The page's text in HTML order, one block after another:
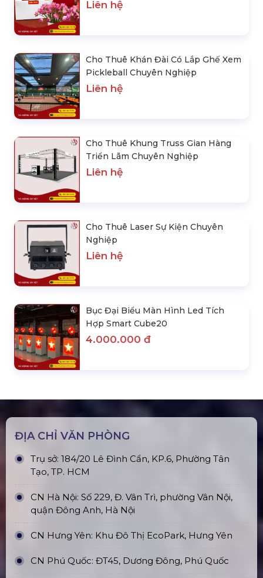
Liên hệ
Cho Thuê Khán Đài Có Lắp Ghế Xem
Pickleball Chuyên Nghiệp
Liên hệ
Cho Thuê Khung Truss Gian Hàng
Triển Lãm Chuyên Nghiệp
Liên hệ
Cho Thuê Laser Sự Kiện Chuyên
Nghiệp
Liên hệ
Bục Đại Biểu Màn Hình Led Tích
Hợp Smart Cube20
4.000.000 đ
ĐỊA CHỈ VĂN PHÒNG
Trụ sở: 184/20 Lê Đình Cẩn, KP.6, Phường Tân
Tạo, TP. HCM
CN Hà Nội: Số 229, Đ. Vân Trì, phường Vân Nội,
quận Đông Anh, Hà Nội
CN Hưng Yên: Khu Đô Thị EcoPark, Hưng Yên
CN Phú Quốc: ĐT45, Dương Đông, Phú Quốc